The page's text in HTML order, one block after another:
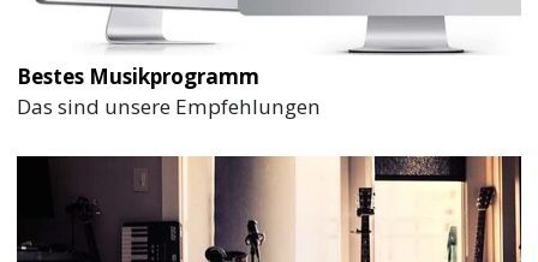
Bestes Musikprogramm
Das sind unsere Empfehlungen